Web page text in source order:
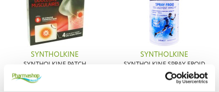
SYNTHOLKINE
SYNTHOLKINE PATCH
CHAUFFANT PETIT FORMAT X4
10,70 €
SYNTHOLKINE
SYNTHOLKINE SPRAY FROID
SOULAGEMENT IMMEDIAT
150ML
8,45 €